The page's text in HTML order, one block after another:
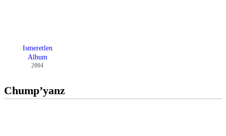
Ismeretlen
Album
2004
Chump’yanz